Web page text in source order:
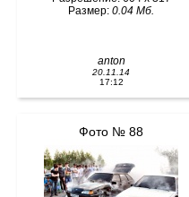
Размер: 0.04 Мб.
anton
20.11.14
17:12
Фото № 88